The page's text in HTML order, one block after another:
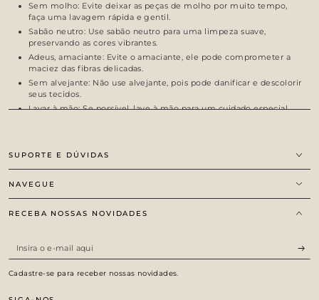
Sem molho: Evite deixar as peças de molho por muito tempo,
faça uma lavagem rápida e gentil.
Sabão neutro: Use sabão neutro para uma limpeza suave,
preservando as cores vibrantes.
Adeus, amaciante: Evite o amaciante, ele pode comprometer a
maciez das fibras delicadas.
Sem alvejante: Não use alvejante, pois pode danificar e descolorir
seus tecidos.
Lavar à mão: Se possível, lave à mão para um cuidado especial.
SUPORTE E DÚVIDAS
NAVEGUE
RECEBA NOSSAS NOVIDADES
Insira
Cadastre-se para receber nossas novidades.